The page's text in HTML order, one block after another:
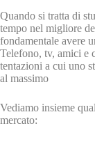
Quando si tratta di
tempo nel migliore
fondamentale avere
Telefono, tv, amici e
tentazioni a cui uno
al massimo
Vediamo insieme
mercato: